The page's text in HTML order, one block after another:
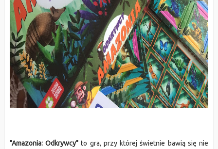
"Amazonia: Odkrywcy" to gra, przy której świetnie bawią się nie